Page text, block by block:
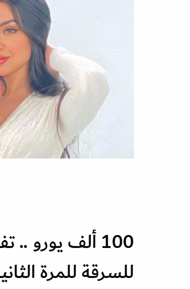
100 ألف يورو
للسرقة للمرة